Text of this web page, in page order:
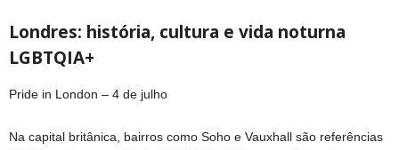
Londres: história, cultura e vida noturna
LGBTQIA+
Pride in London – 4 de julho
Na capital britânica, bairros como Soho e Vauxhall são referências